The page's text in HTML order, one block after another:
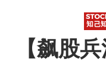
【飙股